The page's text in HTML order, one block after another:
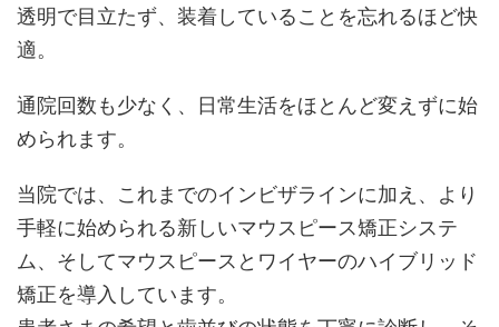
透明で目立たず、装着していることを忘れるほど快
適。
通院回数も少なく、日常生活をほとんど変えずに始
められます。
当院では、これまでのインビザラインに加え、より
手軽に始められる新しいマウスピース矯正システ
ム、そしてマウスピースとワイヤーのハイブリッド
矯正を導入しています。